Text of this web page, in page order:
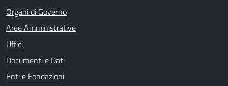
Organi di Governo
Aree Amministrative
Uffici
Documenti e Dati
Enti e Fondazioni